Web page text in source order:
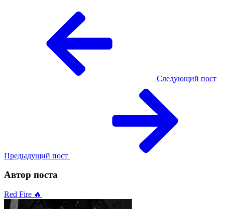
Следующий пост
Предыдущий пост
Автор поста
Red Fire 🔥